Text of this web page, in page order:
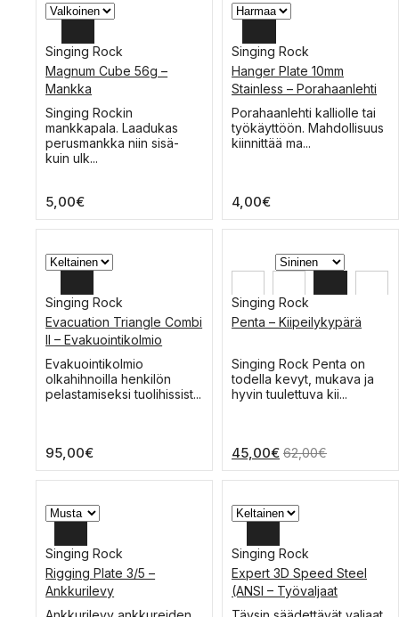
Singing Rock
Magnum Cube 56g –
Mankka
Tällä
tuotteella
on
useampi
tehdä
valinnat
tuotteen
Singing Rockin
mankkapala. Laadukas
perusmankka niin sisä-
kuin ulk...
5,00€
Singing Rock
Hanger Plate 10mm
Stainless – Porahaanlehti
Tällä
tuotteella
on
tehdä
valinnat
tuotteen
Porahaanlehti kalliolle tai
työkäyttöön. Mahdollisuus
kiinnittää ma...
4,00€
Singing Rock
Evacuation Triangle Combi
II – Evakuointikolmio
Tällä
tuotteella
on
tehdä
valinnat
tuotteen
Evakuointikolmio
olkahihnoilla henkilön
pelastamiseksi tuolihissist...
95,00€
Singing Rock
Penta – Kiipeilykypärä
Tällä
tuotteella
on
tehdä
valinnat
tuotteen
Singing Rock Penta on
todella kevyt, mukava ja
hyvin tuulettuva kii...
45,00€ 62,00€
Singing Rock
Rigging Plate 3/5 –
Ankkurilevy
Tällä
XL
M-L
Singing Rock
Expert 3D Speed Steel
(ANSI – Työvaljaat
Tällä